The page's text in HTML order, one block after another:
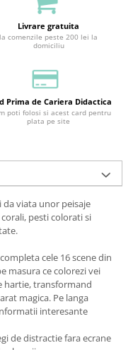
Livrare gratuita
la comenzile peste 200 lei la
domiciliu
Prima de Cariera Didactica
poti folosi si acest card pentru
plata pe site
viata unor peisaje
pesti colorati si
cele 16 scene din
masura ce colorezi vei
hartie, transformand
magica. Pe langa
interesante
de distractie fara ecrane